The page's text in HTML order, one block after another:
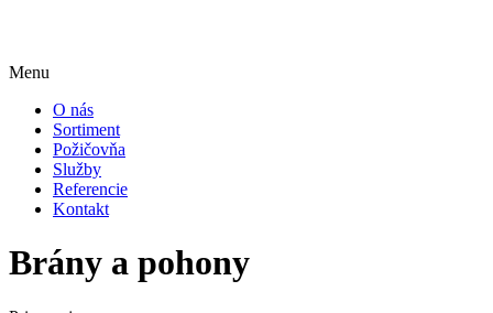
Menu
O nás
Sortiment
Požičovňa
Služby
Referencie
Kontakt
Brány a pohony